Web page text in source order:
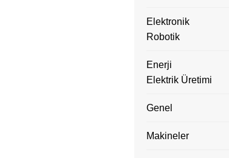
Elektronik
Robotik
Enerji
Elektrik Üretimi
Genel
Makineler